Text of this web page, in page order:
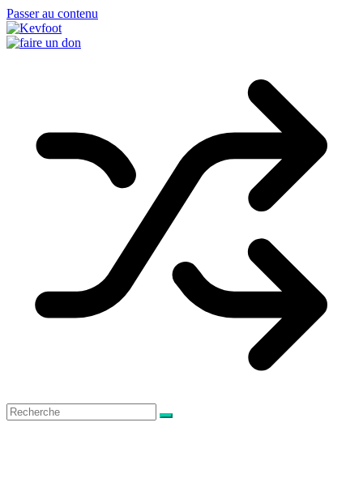
Passer au contenu